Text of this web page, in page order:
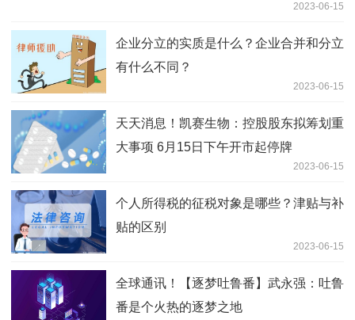
2023-06-15
企业分立的实质是什么？企业合并和分立
有什么不同？
2023-06-15
天天消息！凯赛生物：控股股东拟筹划重
大事项 6月15日下午开市起停牌
2023-06-15
个人所得税的征税对象是哪些？津贴与补
贴的区别
2023-06-15
全球通讯！【逐梦吐鲁番】武永强：吐鲁
番是个火热的逐梦之地